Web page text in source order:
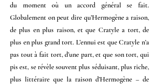
du moment où un accord général se fait.
Globalement on peut dire qu’Hermogène a raison,
de plus en plus raison, et que Cratyle a tort, de
plus en plus grand tort. L’ennui est que Cratyle n’a
pas tout à fait tort, d’une part, et que son tort, qui
pis est, se révèle souvent plus séduisant, plus riche,
plus littéraire que la raison d’Hermogène – de